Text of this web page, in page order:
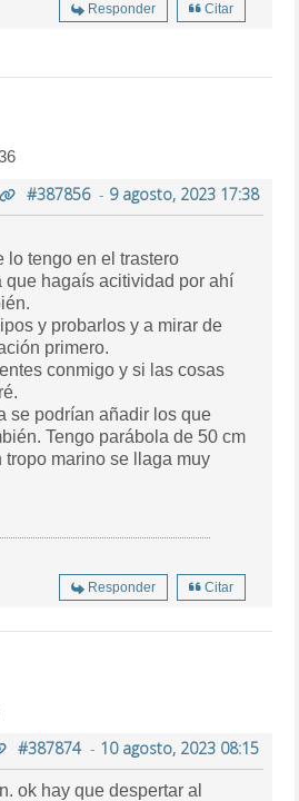
Responder Citar
#387856- 9 agosto, 2023 17:38
lo tengo en el trastero
que hagaís acitividad por ahí
y probarlos y a mirar de
primero.
conmigo y si las cosas
se podrían añadir los que
Tengo parábola de 50 cm
tropo marino se llaga muy
Responder Citar
#387874- 10 agosto, 2023 08:15
ok hay que despertar al